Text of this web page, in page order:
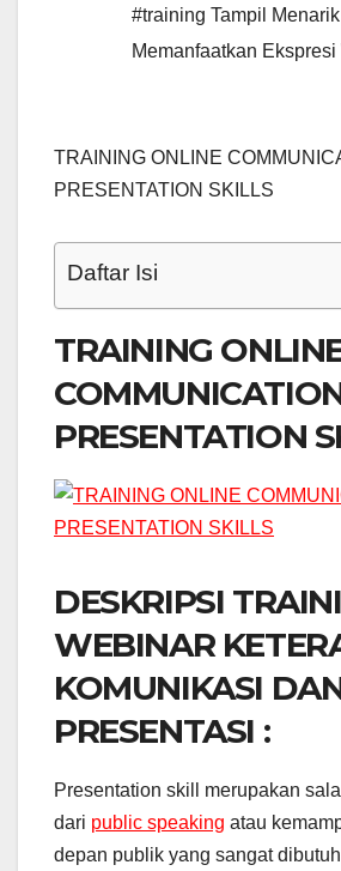
#training Tampil
Memanfaatkan
TRAINING ONLINE
PRESENTATION SKILLS
Daftar Isi
TRAINING
PRESENTATION
DESKRIPSI
WEBINAR
KOMUNIKASI
PRESENTASI :
Presentation skill merupakan
dari public speaking atau
depan publik yang sangat